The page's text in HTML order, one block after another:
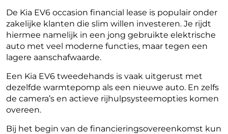
De Kia EV6 occasion financial lease is populair onder
zakelijke klanten die slim willen investeren. Je rijdt
hiermee namelijk in een jong gebruikte elektrische
auto met veel moderne functies, maar tegen een
lagere aanschafwaarde.
Een Kia EV6 tweedehands is vaak uitgerust met
dezelfde warmtepomp als een nieuwe auto. En zelfs
de camera’s en actieve rijhulpsysteemopties komen
overeen.
Bij het begin van de financieringsovereenkomst kun